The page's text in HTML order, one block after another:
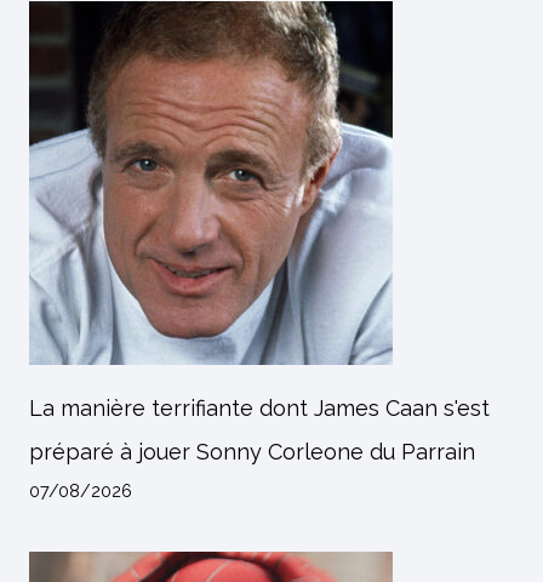
La manière terrifiante dont James Caan s'est
préparé à jouer Sonny Corleone du Parrain
07/08/2026